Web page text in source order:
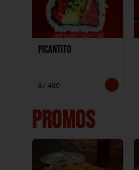
Picantito
$7.490
PROMOS